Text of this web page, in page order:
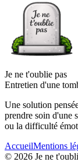
Je ne t'oublie pas
Entretien d'une
Une solution
prendre soin d'une
ou la difficulté
AccueilMentions
© 2026 Je ne